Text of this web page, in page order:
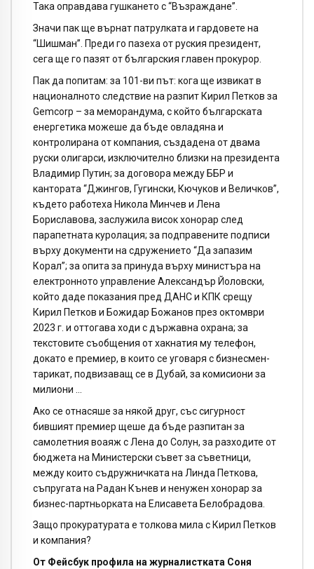
Така оправдава гушкането с “Възраждане”.
Значи пак ще върнат патрулката и гардовете на
“Шишман”. Преди го пазеха от руския президент,
сега ще го пазят от българския главен прокурор.
Пак да попитам: за 101-ви път: кога ще извикат в
националното следствие на разпит Кирил Петков за
Gemcorp – за меморандума, с който българската
енергетика можеше да бъде овладяна и
контролирана от компания, създадена от двама
руски олигарси, изключително близки на президента
Владимир Путин; за договора между ББР и
кантората “Джингов, Гугински, Кючуков и Величков”,
където работеха Никола Минчев и Лена
Бориславова, заслужила висок хонорар след
парапетната куролация; за подправените подписи
върху документи на сдружението “Да запазим
Корал”; за опита за принуда върху министъра на
електронното управление Александър Йоловски,
който даде показания пред ДАНС и КПК срещу
Кирил Петков и Божидар Божанов през октомври
2023 г. и оттогава ходи с държавна охрана; за
текстовите съобщения от хакнатия му телефон,
докато е премиер, в които се уговаря с бизнесмен-
тарикат, подвизаващ се в Дубай, за комисиони за
милиони …
Ако се отнасяше за някой друг, със сигурност
бившият премиер щеше да бъде разпитан за
самолетния воаяж с Лена до Солун, за разходите от
бюджета на Министерски съвет за съветници,
между които съдружничката на Линда Петкова,
съпругата на Радан Кънев и ненужен хонорар за
бизнес-партньорката на Елисавета Белобрадова.
Защо прокуратурата е толкова мила с Кирил Петков
и компания?
От Фейсбук профила на журналистката Соня